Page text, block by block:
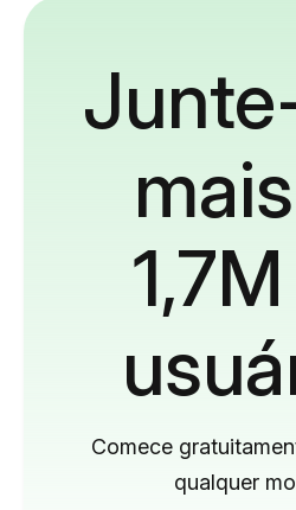
Comece
qualquer